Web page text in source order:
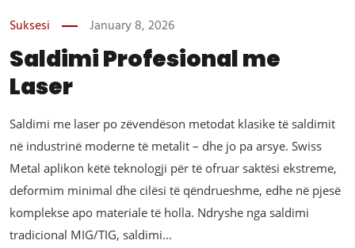
Suksesi January 8, 2026
Saldimi Profesional me
Laser
Saldimi me laser po zëvendëson metodat klasike të saldimit
në industrinë moderne të metalit – dhe jo pa arsye. Swiss
Metal aplikon këtë teknologji për të ofruar saktësi ekstreme,
deformim minimal dhe cilësi të qëndrueshme, edhe në pjesë
komplekse apo materiale të holla. Ndryshe nga saldimi
tradicional MIG/TIG, saldimi...